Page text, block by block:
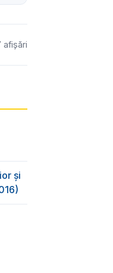
afișări
și